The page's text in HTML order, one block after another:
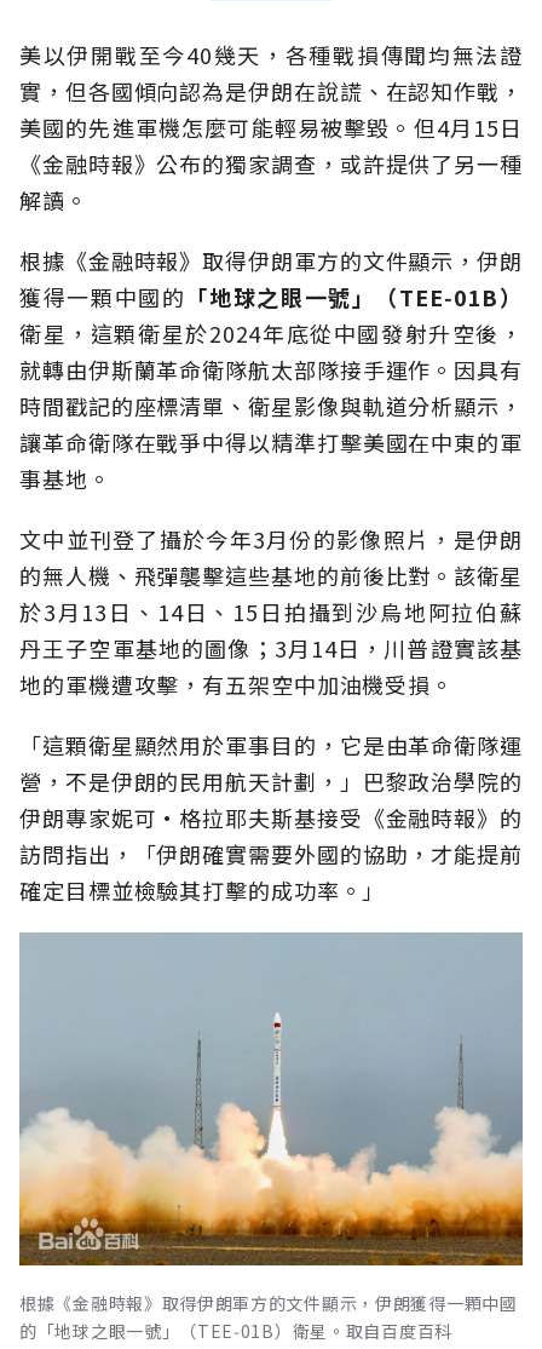
美以伊開戰至今40幾天，各種戰損傳聞均無法證
實，但各國傾向認為是伊朗在說謊、在認知作戰，
美國的先進軍機怎麼可能輕易被擊毀。但4月15日
《金融時報》公布的獨家調查，或許提供了另一種
解讀。
根據《金融時報》取得伊朗軍方的文件顯示，伊朗
獲得一顆中國的 「地球之眼一號」（TEE‑01B）
衛星，這顆衛星於2024年底從中國發射升空後，
就轉由伊斯蘭革命衛隊航太部隊接手運作。因具有
時間戳記的座標清單、衛星影像與軌道分析顯示，
讓革命衛隊在戰爭中得以精準打擊美國在中東的軍
事基地。
文中並刊登了攝於今年3月份的影像照片，是伊朗
的無人機、飛彈襲擊這些基地的前後比對。該衛星
於3月13日、14日、15日拍攝到沙烏地阿拉伯蘇
丹王子空軍基地的圖像；3月14日，川普證實該基
地的軍機遭攻擊，有五架空中加油機受損。
「這顆衛星顯然用於軍事目的，它是由革命衛隊運
營，不是伊朗的民用航天計劃，」巴黎政治學院的
伊朗專家妮可·格拉耶夫斯基接受《金融時報》的
訪問指出，「伊朗確實需要外國的協助，才能提前
確定目標並檢驗其打擊的成功率。」
根據《金融時報》取得伊朗軍方的文件顯示，伊朗獲得一顆中國
的「地球之眼一號」（TEE‑01B）衛星。取自百度百科